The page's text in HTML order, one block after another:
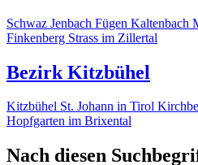
Schwaz Jenbach Fügen Kaltenbach
Finkenberg Strass im Zillertal
Bezirk Kitzbühel
Kitzbühel St. Johann in Tirol
Hopfgarten im Brixental
Nach diesen